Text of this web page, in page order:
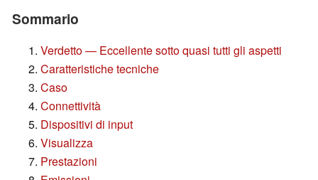
Sommario
Verdetto — Eccellente sotto quasi tutti gli aspetti
Caratteristiche tecniche
Caso
Connettività
Dispositivi di input
Visualizza
Prestazioni